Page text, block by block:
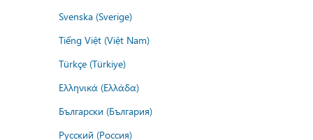
Svenska (Sverige)
Tiếng Việt (Việt Nam)
Türkçe (Türkiye)
Ελληνικά (Ελλάδα)
Български (България)
Русский (Россия)